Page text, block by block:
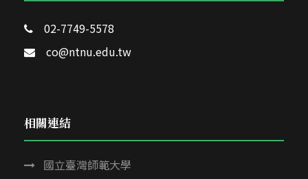
02-7749-5578
co@ntnu.edu.tw
相關連結
國立臺灣師範大學